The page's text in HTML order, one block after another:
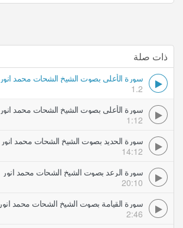
ذات صلة
سورة الأعلى بصوت الشيخ الشحات محمد انور
1.2
سورة الأعلى بصوت الشيخ الشحات محمد انور
1:12
سورة الحديد بصوت الشيخ الشحات محمد انور
14:12
سورة الرعد بصوت الشيخ الشحات محمد انور
20:10
سورة القيامة بصوت الشيخ الشحات محمد انور
2:46